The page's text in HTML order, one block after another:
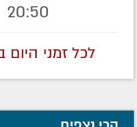
20:50
לכל זמני